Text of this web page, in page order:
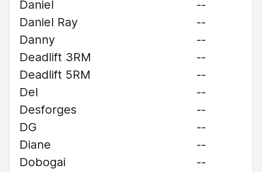
Daniel
--
Daniel Ray
--
Danny
--
Deadlift 3RM
--
Deadlift 5RM
--
Del
--
Desforges
--
DG
--
Diane
--
Dobogai
--